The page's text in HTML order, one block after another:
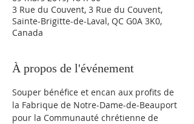
3 Rue du Couvent, 3 Rue du Couvent,
Sainte-Brigitte-de-Laval, QC G0A 3K0,
Canada
À propos de l'événement
Souper bénéfice et encan aux profits de
la Fabrique de Notre-Dame-de-Beauport
pour la Communauté chrétienne de